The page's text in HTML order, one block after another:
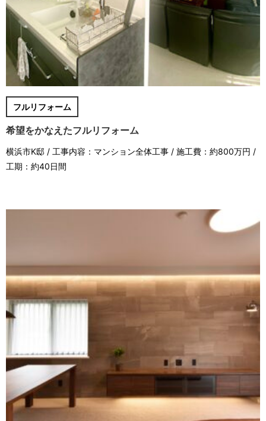
フルリフォーム
希望をかなえたフルリフォーム
横浜市K邸 / 工事内容：マンション全体工事 / 施工費：約800万円 /
工期：約40日間